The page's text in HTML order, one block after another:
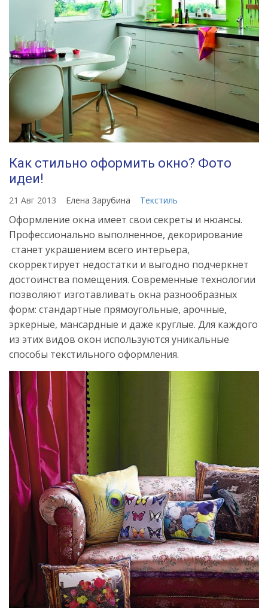
Как стильно оформить окно? Фото
идеи!
21 Авг 2013 Елена Зарубина Текстиль
Оформление окна имеет свои секреты и нюансы.
Профессионально выполненное, декорирование
станет украшением всего интерьера,
скорректирует недостатки и выгодно подчеркнет
достоинства помещения. Современные технологии
позволяют изготавливать окна разнообразных
форм: стандартные прямоугольные, арочные,
эркерные, мансардные и даже круглые. Для каждого
из этих видов окон используются уникальные
способы текстильного оформления.